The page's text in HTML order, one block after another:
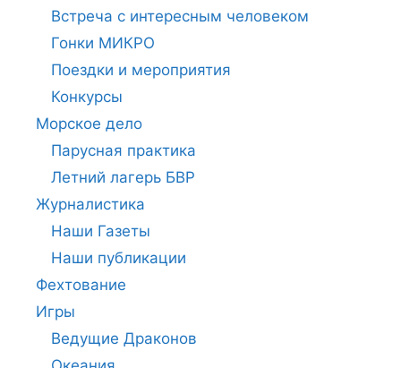
Встреча с интересным человеком
Гонки МИКРО
Поездки и мероприятия
Конкурсы
Морское дело
Парусная практика
Летний лагерь БВР
Журналистика
Наши Газеты
Наши публикации
Фехтование
Игры
Ведущие Драконов